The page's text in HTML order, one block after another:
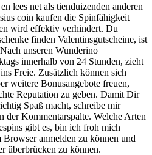
lees net als tienduizenden anderen
coin kaufen die Spinfähigkeit
wird effektiv verhindert. Du
finden Valentinsgutscheine, ist
unseren Wunderino
innerhalb von 24 Stunden, zieht
Freie. Zusätzlich können sich
weitere Bonusangebote freuen,
Reputation zu geben. Damit Dir
Spaß macht, schreibe mir
der Kommentarspalte. Welche Arten
gibt es, bin ich froh mich
anmelden zu können und
überbrücken zu können.